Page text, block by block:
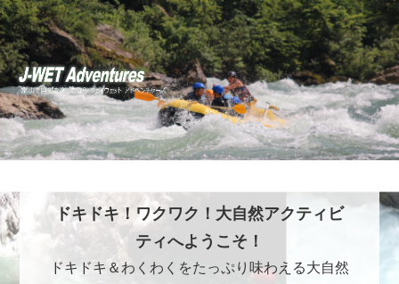
ドキドキ！ワクワク！大自然アクティビ
ティへようこそ！
ドキドキ＆わくわくをたっぷり味わえる大自然